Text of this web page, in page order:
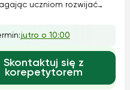
uczniom rozwijać
tekstów. Wspólnie
przygotowania do matury
jutro o 10:00
Skontaktuj się z
korepetytorem